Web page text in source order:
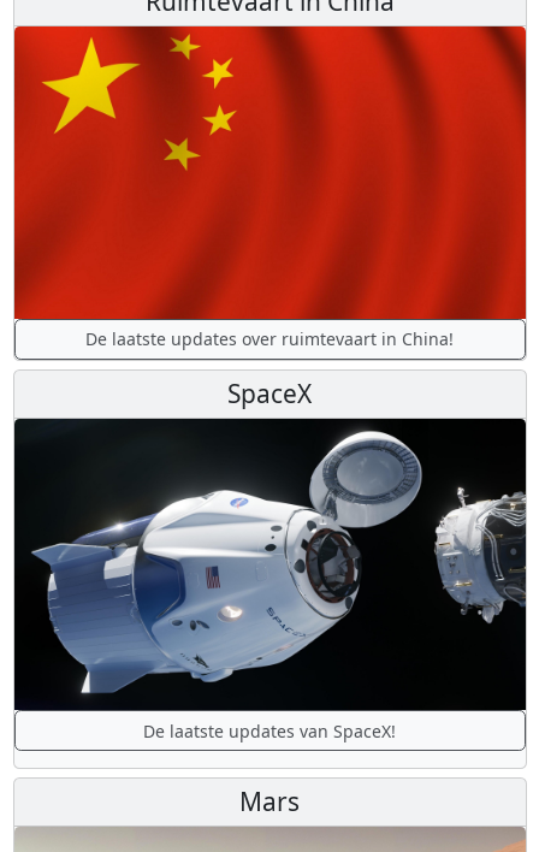
De laatste updates over ruimtevaart in China!
SpaceX
De laatste updates van SpaceX!
Mars